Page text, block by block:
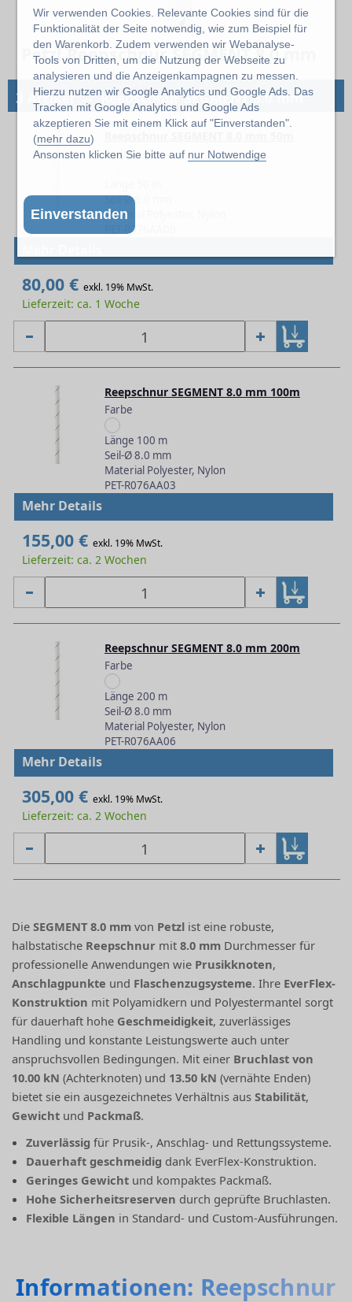
Wir verwenden Cookies. Relevante Cookies sind für die
Funktionalität der Seite notwendig, wie zum Beispiel für
den Warenkorb. Zudem verwenden wir Webanalyse-
Tools von Dritten, um die Nutzung der Webseite zu
analysieren und die Anzeigenkampagnen zu messen.
Hierzu nutzen wir Google Analytics und Google Ads. Das
Tracken mit Google Analytics und Google Ads
akzeptieren Sie mit einem Klick auf "Einverstanden".
(mehr dazu)
Ansonsten klicken Sie bitte auf nur Notwendige
Einverstanden
Petzl Reepschnur SEGMENT 8.0 mm
3 Artikel→Reepschnur SEGMENT 8.0 mm
Farbe
Seil-Ø 8.0 mm
Material Polyester, Nylon
PET-R076AA00
80,00 € exkl. 19% MwSt.
Lieferzeit: ca. 1 Woche
Reepschnur SEGMENT 8.0 mm 100m
Farbe
Länge 100 m
Seil-Ø 8.0 mm
Material Polyester, Nylon
PET-R076AA03
Mehr Details
155,00 € exkl. 19% MwSt.
Lieferzeit: ca. 2 Wochen
Reepschnur SEGMENT 8.0 mm 200m
Farbe
Länge 200 m
Seil-Ø 8.0 mm
Material Polyester, Nylon
PET-R076AA06
Mehr Details
305,00 € exkl. 19% MwSt.
Lieferzeit: ca. 2 Wochen
DieSEGMENT 8.0 mm von Petzl ist eine robuste,
halbstatische Reepschnur mit8.0 mm Durchmesser für
professionelle Anwendungen wie Prusikknoten,
Anschlagpunkte und Flaschenzugsysteme. Ihre EverFlex-
Konstruktion mit Polyamidkern und Polyestermantel sorgt
für dauerhaft hohe Geschmeidigkeit, zuverlässiges
Handling und konstante Leistungswerte auch unter
anspruchsvollen Bedingungen. Mit einer Bruchlast von
10.00 kN (Achterknoten) und 13.50 kN (vernähte Enden)
bietet sie ein ausgezeichnetes Verhältnis ausStabilität,
Gewicht und Packmaß.
Zuverlässig für Prusik-, Anschlag- und Rettungssysteme.
Dauerhaft geschmeidig dank EverFlex-Konstruktion.
Geringes Gewicht und kompaktes Packmaß.
Hohe Sicherheitsreserven durch geprüfte Bruchlasten.
Flexible Längen in Standard- und Custom-Ausführungen.
Informationen: Reepschnur